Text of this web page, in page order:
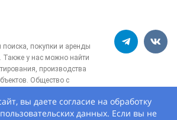
вы даете согласие на обработку
данных. Если вы не
покупки и аренды
Также у нас можно найти
производства
Общество с
«Модуль-трейд»,